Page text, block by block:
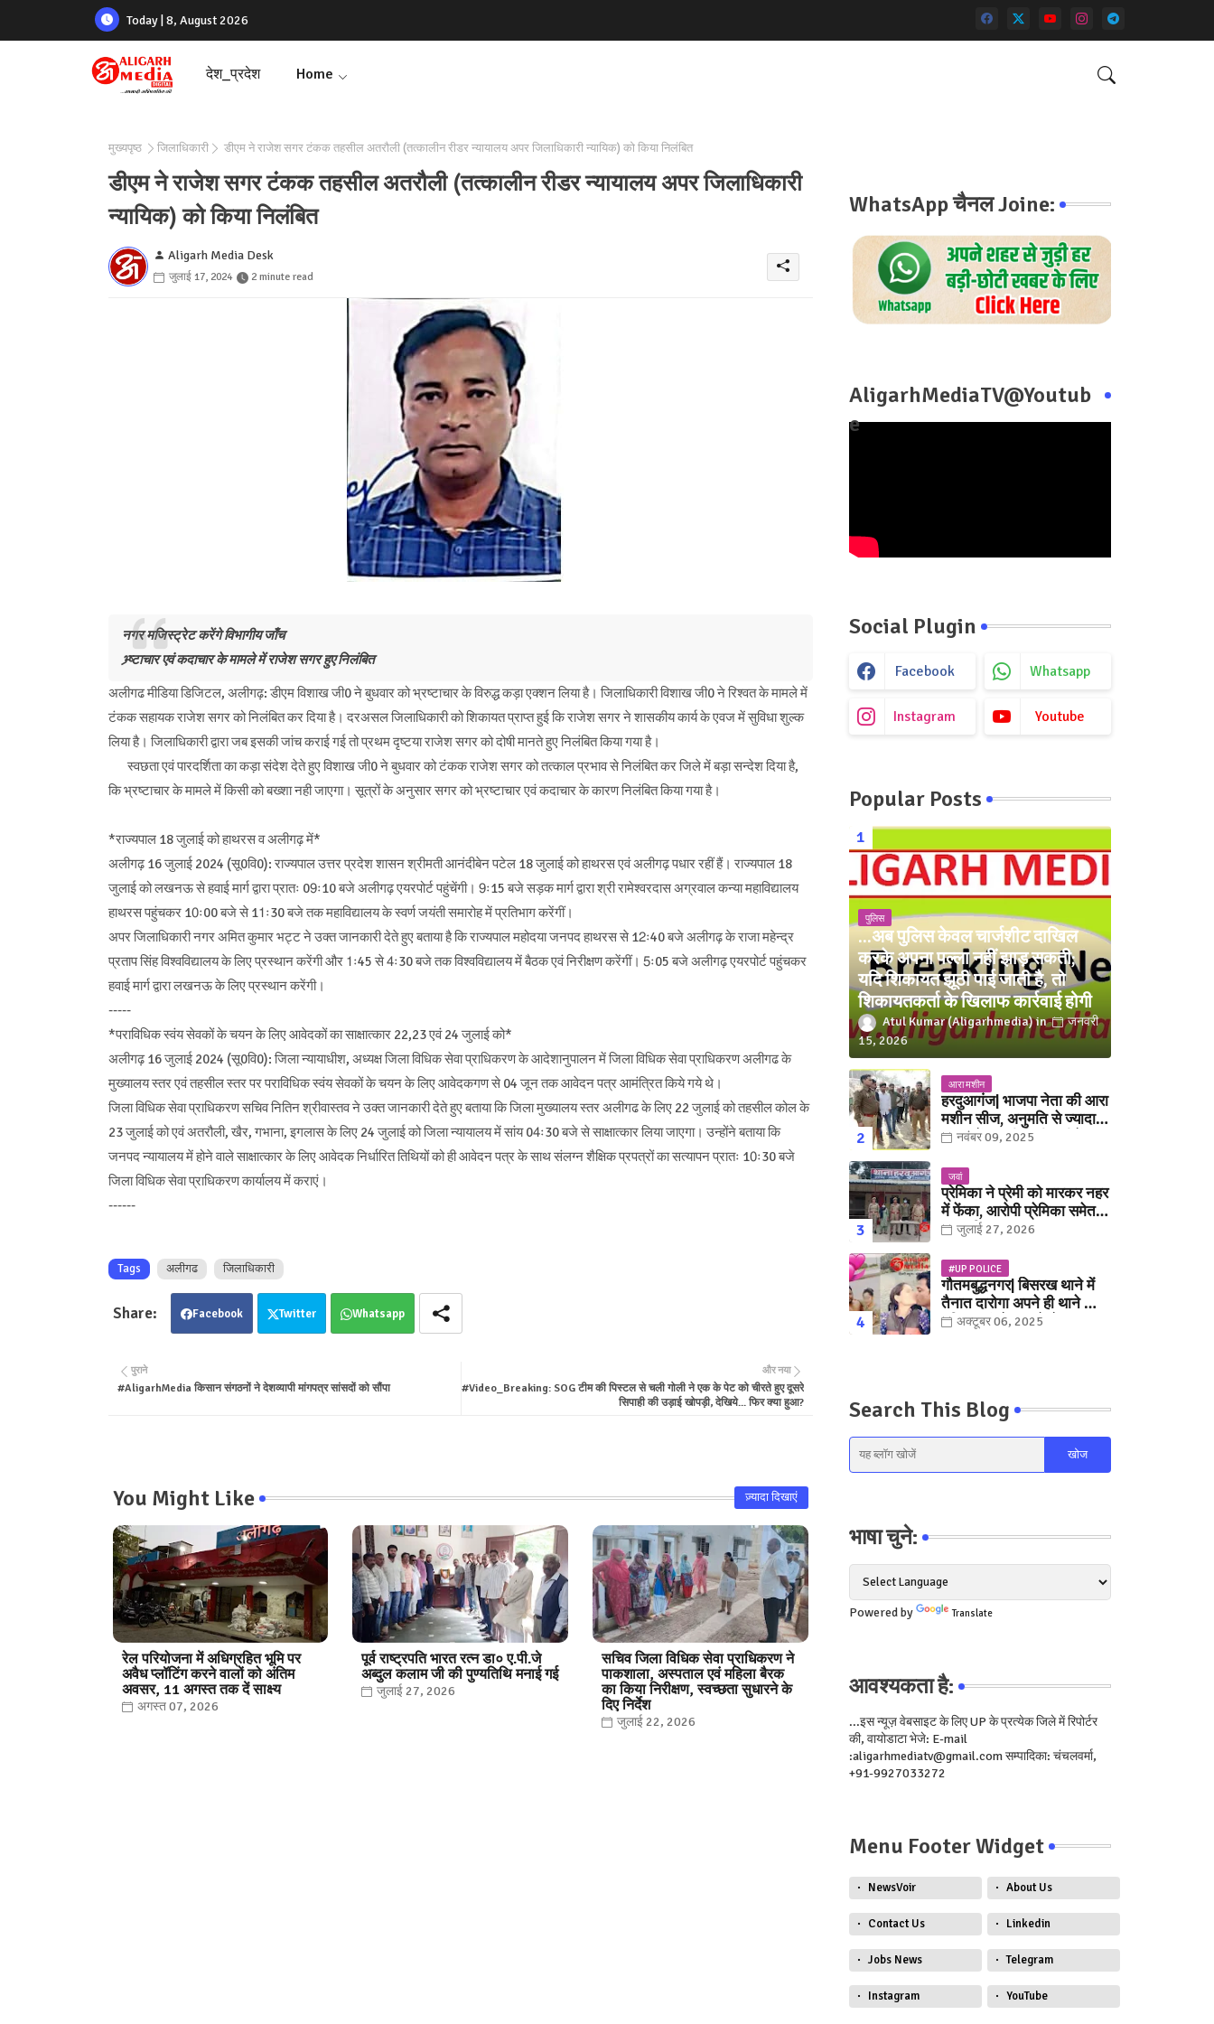
Today | 8, August 2026
देश_प्रदेश Home
मुख्यपृष्ठ जिलाधिकारी डीएम ने राजेश सगर टंकक तहसील अतरौली (तत्कालीन रीडर न्यायालय अपर जिलाधिकारी न्यायिक) को किया निलंबित
डीएम ने राजेश सगर टंकक तहसील अतरौली (तत्कालीन रीडर न्यायालय अपर जिलाधिकारी
न्यायिक) को किया निलंबित
Aligarh Media Desk
जुलाई 17, 2024 2 minute read
नगर मजिस्ट्रेट करेंगे विभागीय जाँच
भ्र्ष्टाचार एवं कदाचार के मामले में राजेश सगर हुए निलंबित
अलीगढ मीडिया डिजिटल, अलीगढ़: डीएम विशाख जी0 ने बुधवार को भ्रष्टाचार के विरुद्ध कड़ा एक्शन लिया है। जिलाधिकारी विशाख जी0 ने रिश्वत के मामले में
टंकक सहायक राजेश सगर को निलंबित कर दिया है। दरअसल जिलाधिकारी को शिकायत प्राप्त हुई कि राजेश सगर ने शासकीय कार्य के एवज में सुविधा शुल्क
लिया है। जिलाधिकारी द्वारा जब इसकी जांच कराई गई तो प्रथम दृष्टया राजेश सगर को दोषी मानते हुए निलंबित किया गया है।
स्वछता एवं पारदर्शिता का कड़ा संदेश देते हुए विशाख जी0 ने बुधवार को टंकक राजेश सगर को तत्काल प्रभाव से निलंबित कर जिले में बड़ा सन्देश दिया है,
कि भ्रष्टाचार के मामले में किसी को बख्शा नही जाएगा। सूत्रों के अनुसार सगर को भ्रष्टाचार एवं कदाचार के कारण निलंबित किया गया है।
*राज्यपाल 18 जुलाई को हाथरस व अलीगढ़ में*
अलीगढ़ 16 जुलाई 2024 (सू0वि0): राज्यपाल उत्तर प्रदेश शासन श्रीमती आनंदीबेन पटेल 18 जुलाई को हाथरस एवं अलीगढ़ पधार रहीं हैं। राज्यपाल 18
जुलाई को लखनऊ से हवाई मार्ग द्वारा प्रातः 09ः10 बजे अलीगढ़ एयरपोर्ट पहुंचेंगी। 9ः15 बजे सड़क मार्ग द्वारा श्री रामेश्वरदास अग्रवाल कन्या महाविद्यालय
हाथरस पहुंचकर 10ः00 बजे से 11ः30 बजे तक महाविद्यालय के स्वर्ण जयंती समारोह में प्रतिभाग करेंगीं।
अपर जिलाधिकारी नगर अमित कुमार भट्ट ने उक्त जानकारी देते हुए बताया है कि राज्यपाल महोदया जनपद हाथरस से 12ः40 बजे अलीगढ़ के राजा महेन्द्र
प्रताप सिंह विश्वविद्यालय के लिए प्रस्थान करेंगी और 1ः45 से 4ः30 बजे तक विश्वविद्यालय में बैठक एवं निरीक्षण करेंगीं। 5ः05 बजे अलीगढ़ एयरपोर्ट पहुंचकर
हवाई मार्ग द्वारा लखनऊ के लिए प्रस्थान करेंगी।
-----
*पराविधिक स्वंय सेवकों के चयन के लिए आवेदकों का साक्षात्कार 22,23 एवं 24 जुलाई को*
अलीगढ़ 16 जुलाई 2024 (सू0वि0): जिला न्यायाधीश, अध्यक्ष जिला विधिक सेवा प्राधिकरण के आदेशानुपालन में जिला विधिक सेवा प्राधिकरण अलीगढ के
मुख्यालय स्तर एवं तहसील स्तर पर पराविधिक स्वंय सेवकों के चयन के लिए आवेदकगण से 04 जून तक आवेदन पत्र आमंत्रित किये गये थे।
जिला विधिक सेवा प्राधिकरण सचिव नितिन श्रीवास्तव ने उक्त जानकारी देते हुए बताया कि जिला मुख्यालय स्तर अलीगढ के लिए 22 जुलाई को तहसील कोल के
23 जुलाई को एवं अतरौली, खैर, गभाना, इगलास के लिए 24 जुलाई को जिला न्यायालय में सांय 04ः30 बजे से साक्षात्कार लिया जाएगा। उन्होंने बताया कि
जनपद न्यायालय में होने वाले साक्षात्कार के लिए आवेदक निर्धारित तिथियों को ही आवेदन पत्र के साथ संलग्न शैक्षिक प्रपत्रों का सत्यापन प्रातः 10ः30 बजे
जिला विधिक सेवा प्राधिकरण कार्यालय में कराएं।
------
Tags अलीगढ जिलाधिकारी
Facebook Twitter Whatsapp
और नया
#Video_Breaking: SOG टीम की पिस्टल से चली गोली ने एक के पेट को चीरते हुए दूसरे
सिपाही की उड़ाई खोपड़ी, देखिये... फिर क्या हुआ?
पुराने
#AligarhMedia किसान संगठनों ने देशव्यापी मांगपत्र सांसदों को सौंपा
You Might Like ज़्यादा दिखाएं
रेल परियोजना में अधिग्रहित भूमि पर
अवैध प्लॉटिंग करने वालों को अंतिम
अवसर, 11 अगस्त तक दें साक्ष्य
अगस्त 07, 2026
पूर्व राष्ट्रपति भारत रत्न डा० ए.पी.जे
अब्दुल कलाम जी की पुण्यतिथि मनाई गई
जुलाई 27, 2026
सचिव जिला विधिक सेवा प्राधिकरण ने
पाकशाला, अस्पताल एवं महिला बैरक
का किया निरीक्षण, स्वच्छता सुधारने के
दिए निर्देश
जुलाई 22, 2026
WhatsApp चैनल Joine:
AligarhMediaTV@Youtub
e
Social Plugin
Facebook Whatsapp
Instagram Youtube
Popular Posts
पुलिस
...अब पुलिस केवल चार्जशीट दाखिल
करके अपना पल्ला नहीं झाड़ सकती;
यदि शिकायत झूठी पाई जाती है, तो
शिकायतकर्ता के खिलाफ कार्रवाई होगी
Atul Kumar (Aligarhmedia)
जनवरी
15, 2026
आरा मशीन
हरदुआगंज| भाजपा नेता की आरा
मशीन सीज, अनुमति से ज्यादा
संख्या में चलती मिली मशीनें
नवंबर 09, 2025
जवां
प्रेमिका ने प्रेमी को मारकर नहर
में फेंका, आरोपी प्रेमिका समेत
युवक गिरफ्तार
जुलाई 27, 2026
#UP POLICE
गौतमबुद्धनगर| बिसरख थाने में
तैनात दारोगा अपने ही थाने क़ी
महिला कांस्टेबल को लेकर हुए
अक्टूबर 06, 2025
Search This Blog
भाषा चुने:
Powered by Translate
आवश्यकता है:
...इस न्यूज़ वेबसाइट के लिए UP के प्रत्येक जिले में रिपोर्टर
की, वायोडाटा भेजे: E-mail
:aligarhmediatv@gmail.com सम्पादिका: चंचलवर्मा,
+91-9927033272
Menu Footer Widget
NewsVoir About Us
Contact Us Linkedin
Jobs News Telegram
Instagram YouTube